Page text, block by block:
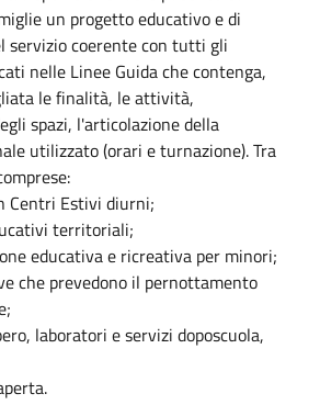
un progetto educativo e di
servizio coerente con tutti gli
nelle Linee Guida che contenga,
le finalità, le attività,
spazi, l'articolazione della
utilizzato (orari e turnazione). Tra
Estivi diurni;
territoriali;
educativa e ricreativa per minori;
che prevedono il pernottamento
laboratori e servizi doposcuola,